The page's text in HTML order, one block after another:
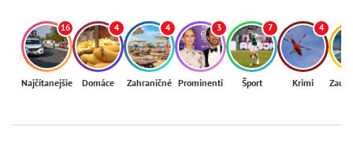
16
Najčítanejšie
4
Domáce
4
Zahraničné
3
Prominenti
7
Šport
4
Krimi